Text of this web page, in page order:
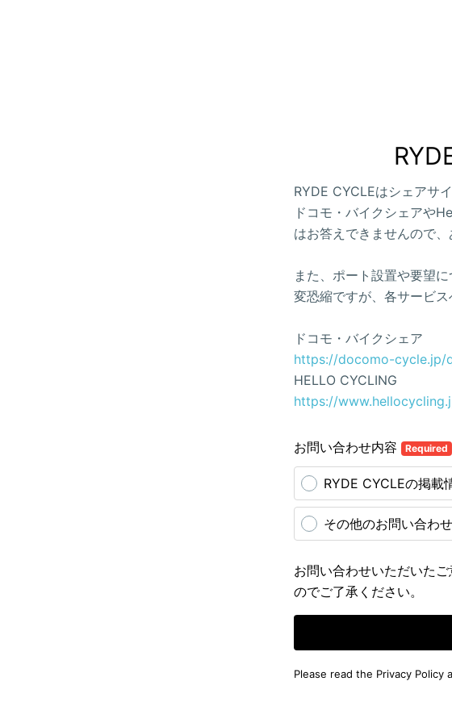
RYDE CYCLEはシェアサ
ドコモ・バイクシェアや
はお答えできませんので、
また、ポート設置や要望
変恐縮ですが、各サービ
ドコモ・バイクシェア
https://docomo-cycle.jp/
HELLO CYCLING
https://
お問い合わせ内容 Required
RYDE CYCLEの掲載
その他のお問い合わせ
お問い合わせいただいた
のでご了承ください。
Please read the Privacy Policy